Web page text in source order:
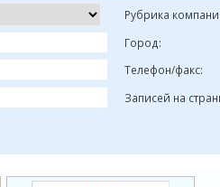
Рубрика
Город:
Телефон/факс:
Записей на